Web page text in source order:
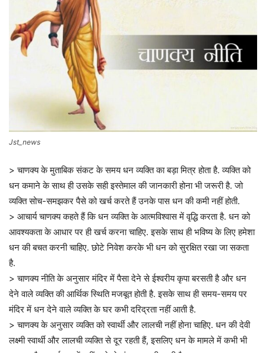
Jst_news
> चाणक्य के मुताबिक संकट के समय धन व्यक्ति का बड़ा मित्र होता है. व्यक्ति को
धन कमाने के साथ ही उसके सही इस्तेमाल की जानकारी होना भी जरूरी है. जो
व्यक्ति सोच-समझकर पैसे को खर्च करते हैं उनके पास धन की कमी नहीं होती.
> आचार्य चाणक्य कहते हैं कि धन व्यक्ति के आत्मविश्वास में वृद्धि करता है. धन को
आवश्यकता के आधार पर ही खर्च करना चाहिए. इसके साथ ही भविष्य के लिए हमेशा
धन की बचत करनी चाहिए. छोटे निवेश करके भी धन को सुरक्षित रखा जा सकता
है.
> चाणक्य नीति के अनुसार मंदिर में पैसा देने से ईश्वरीय कृपा बरसती है और धन
देने वाले व्यक्ति की आर्थिक स्थिति मजबूत होती है. इसके साथ ही समय-समय पर
मंदिर में धन देने वाले व्यक्ति के घर कभी दरिद्रता नहीं आती है.
> चाणक्य के अनुसार व्यक्ति को स्वार्थी और लालची नहीं होना चाहिए. धन की देवी
लक्ष्मी स्वार्थी और लालची व्यक्ति से दूर रहती हैं, इसलिए धन के मामले में कभी भी